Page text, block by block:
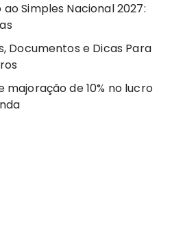
Simples Nacional 2027:
Documentos e Dicas Para
majoração de 10% no lucro